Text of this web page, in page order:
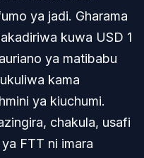
ya jadi. Gharama
kuwa USD 1
ya matibabu
kama
ya kiuchumi.
chakula, usafi
FTT ni imara